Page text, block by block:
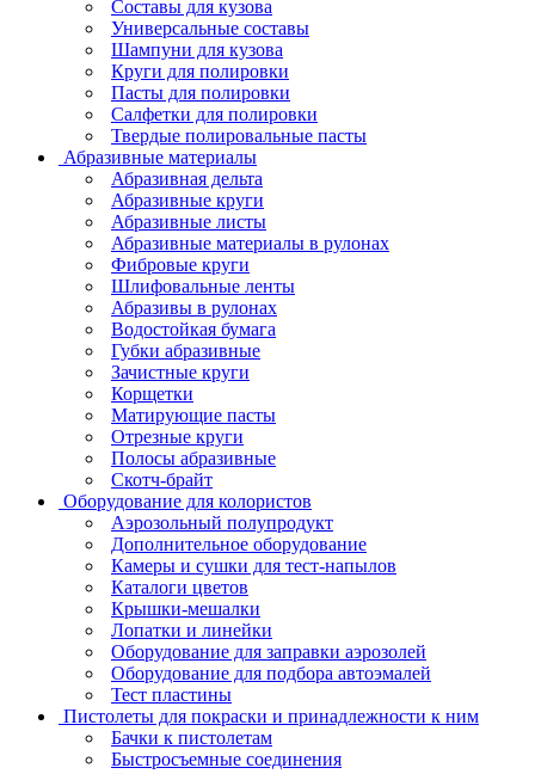
Составы для кузова
Универсальные составы
Шампуни для кузова
Круги для полировки
Пасты для полировки
Салфетки для полировки
Твердые полировальные пасты
Абразивные материалы
Абразивная дельта
Абразивные круги
Абразивные листы
Абразивные материалы в рулонах
Фибровые круги
Шлифовальные ленты
Абразивы в рулонах
Водостойкая бумага
Губки абразивные
Зачистные круги
Корщетки
Матирующие пасты
Отрезные круги
Полосы абразивные
Скотч-брайт
Оборудование для колористов
Аэрозольный полупродукт
Дополнительное оборудование
Камеры и сушки для тест-напылов
Каталоги цветов
Крышки-мешалки
Лопатки и линейки
Оборудование для заправки аэрозолей
Оборудование для подбора автоэмалей
Тест пластины
Пистолеты для покраски и принадлежности к ним
Бачки к пистолетам
Быстросъемные соединения